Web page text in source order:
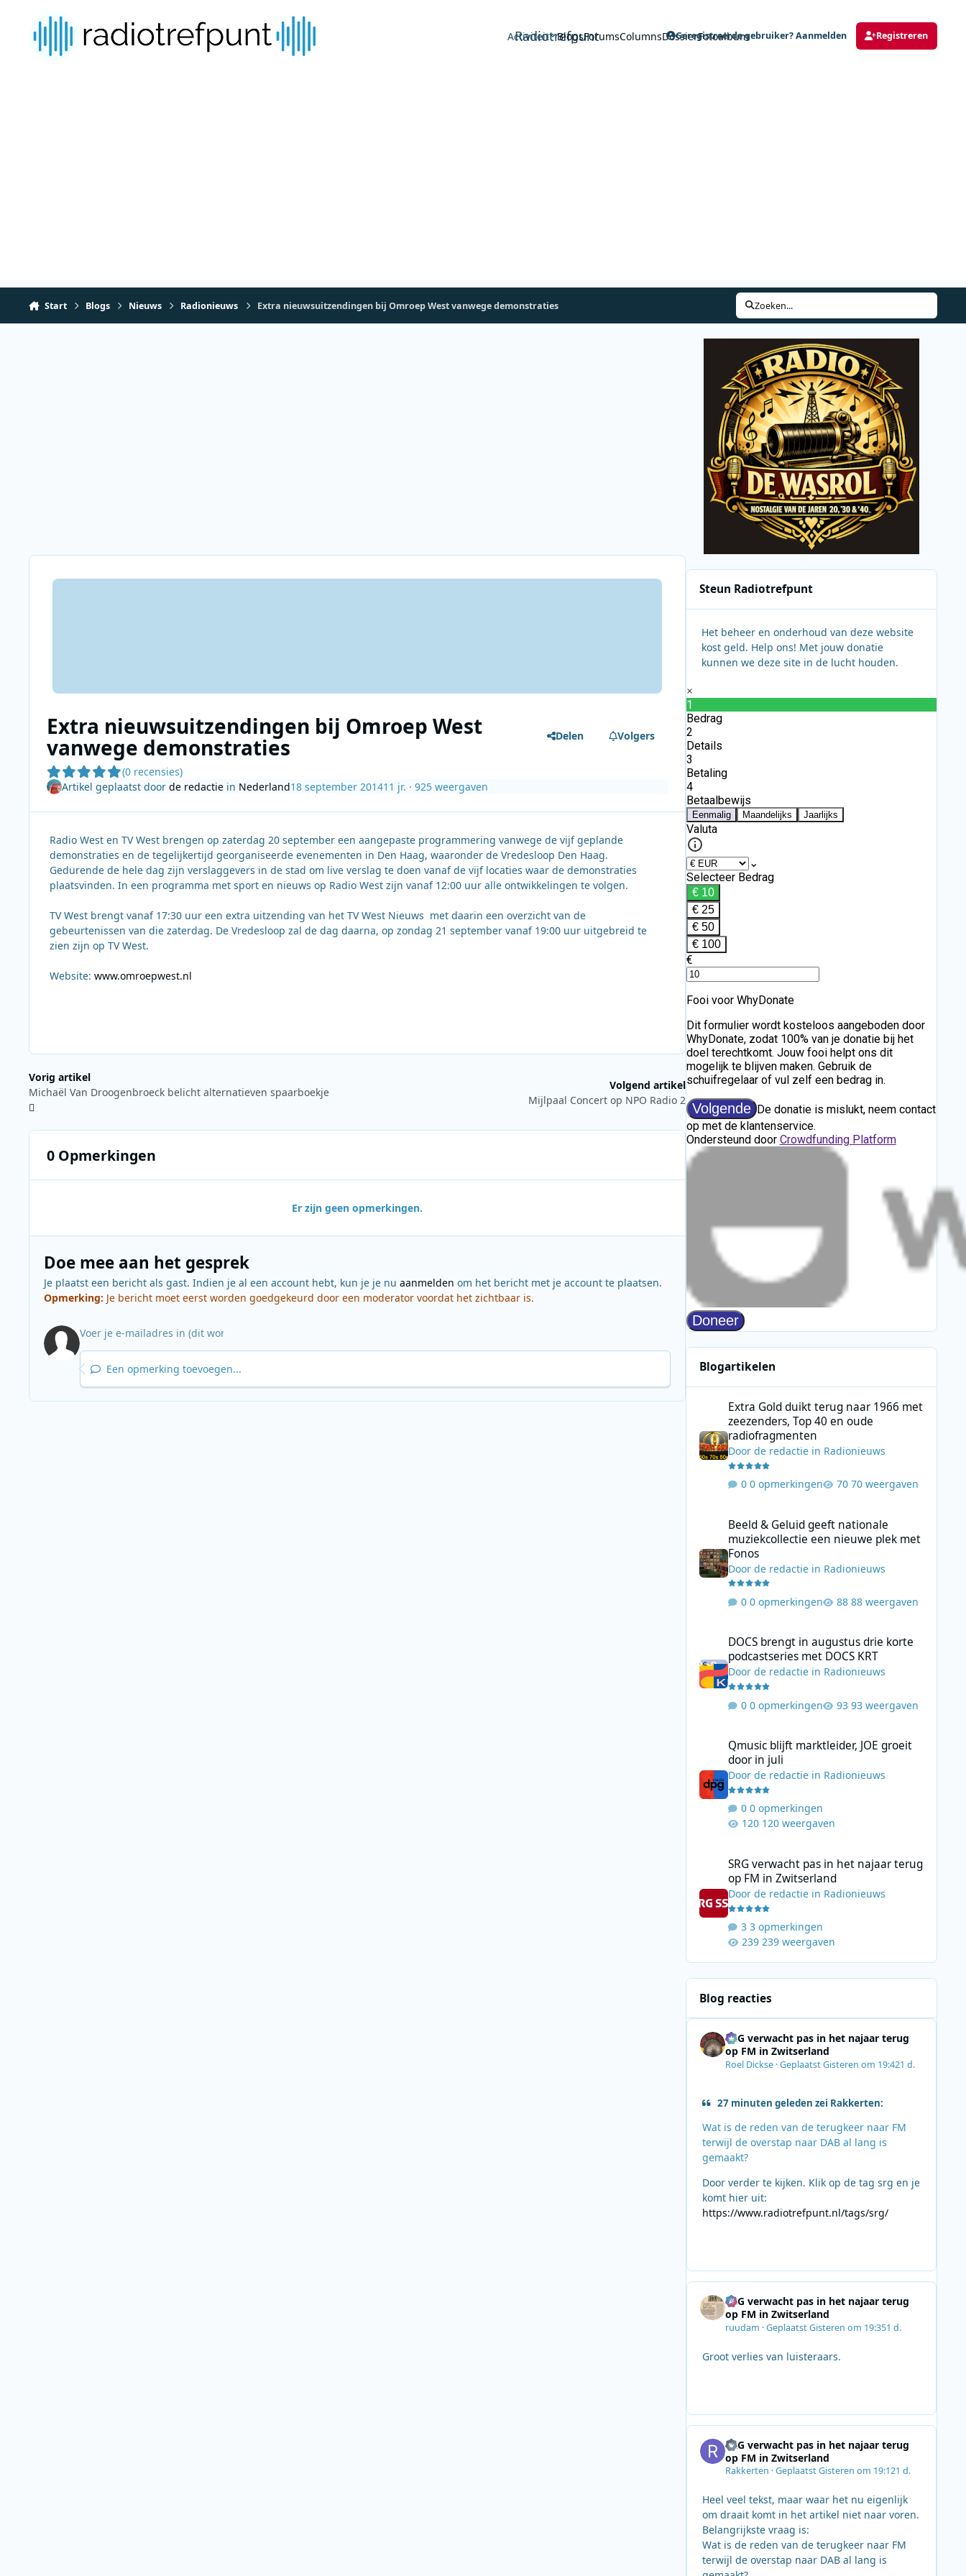
Radiotrefpunt
Activiteit BlogsForumsColumnsDossierFotoalbum
Geregistreerde gebruiker? Aanmelden Registreren
Start Blogs Nieuws Radionieuws Extra nieuwsuitzendingen bij Omroep West vanwege demonstraties Zoeken...
Extra nieuwsuitzendingen bij Omroep West
vanwege demonstraties
(0 recensies)
Delen Volgers
Artikel geplaatst door de redactiein Nederland18 september 201411 jr. · 925 weergaven
Radio West en TV West brengen op zaterdag 20 september een aangepaste programmering vanwege de vijf geplande
demonstraties en de tegelijkertijd georganiseerde evenementen in Den Haag, waaronder de Vredesloop Den Haag.
Gedurende de hele dag zijn verslaggevers in de stad om live verslag te doen vanaf de vijf locaties waar de demonstraties
plaatsvinden. In een programma met sport en nieuws op Radio West zijn vanaf 12:00 uur alle ontwikkelingen te volgen.
TV West brengt vanaf 17:30 uur een extra uitzending van het TV West Nieuws met daarin een overzicht van de
gebeurtenissen van die zaterdag. De Vredesloop zal de dag daarna, op zondag 21 september vanaf 19:00 uur uitgebreid te
zien zijn op TV West.
Website: www.omroepwest.nl
Vorig artikel
Michaël Van Droogenbroeck belicht alternatieven spaarboekje
Volgend artikel
Mijlpaal Concert op NPO Radio 2
0 Opmerkingen
Er zijn geen opmerkingen.
Doe mee aan het gesprek
Je plaatst een bericht als gast. Indien je al een account hebt, kun je je nu aanmelden om het bericht met je account te plaatsen.
Opmerking: Je bericht moet eerst worden goedgekeurd door een moderator voordat het zichtbaar is.
Een opmerking toevoegen...
Steun Radiotrefpunt
Het beheer en onderhoud van deze website
kost geld. Help ons! Met jouw donatie
kunnen we deze site in de lucht houden.
Blogartikelen
Extra Gold duikt terug naar 1966 met
zeezenders, Top 40 en oude
radiofragmenten
Door de redactiein Radionieuws
0 opmerkingen 70 weergaven
Beeld & Geluid geeft nationale
muziekcollectie een nieuwe plek met
Fonos
Door de redactiein Radionieuws
0 opmerkingen 88 weergaven
DOCS brengt in augustus drie korte
podcastseries met DOCS KRT
Door de redactiein Radionieuws
0 opmerkingen 93 weergaven
Qmusic blijft marktleider, JOE groeit
door in juli
Door de redactiein Radionieuws
0 opmerkingen
120 weergaven
SRG verwacht pas in het najaar terug
op FM in Zwitserland
Door de redactiein Radionieuws
3 opmerkingen
239 weergaven
Blog reacties
SRG verwacht pas in het najaar terug
op FM in Zwitserland
Roel Dickse·GeplaatstGisteren om 19:421 d.
27 minuten geleden zei Rakkerten:
Wat is de reden van de terugkeer naar FM
terwijl de overstap naar DAB al lang is
gemaakt?
Door verder te kijken. Klik op de tag srg en je
komt hier uit:
https://www.radiotrefpunt.nl/tags/srg/
SRG verwacht pas in het najaar terug
op FM in Zwitserland
ruudam ·GeplaatstGisteren om 19:351 d.
Groot verlies van luisteraars.
SRG verwacht pas in het najaar terug
op FM in Zwitserland
Rakkerten ·GeplaatstGisteren om 19:121 d.
Heel veel tekst, maar waar het nu eigenlijk
om draait komt in het artikel niet naar voren.
Belangrijkste vraag is:
Wat is de reden van de terugkeer naar FM
terwijl de overstap naar DAB al lang is